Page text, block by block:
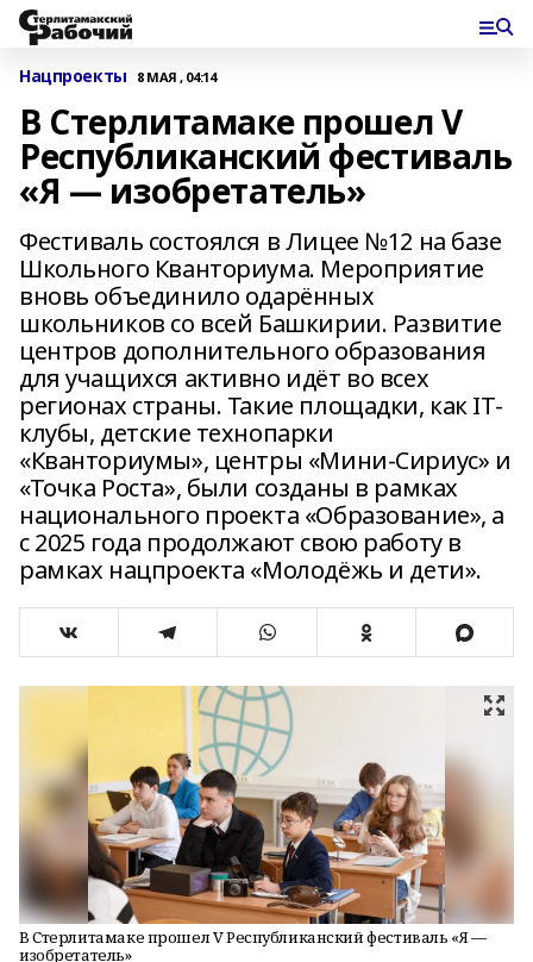
Нацпроекты 8 МАЯ , 04:14
В Стерлитамаке прошел V
Республиканский фестиваль
«Я — изобретатель»
Фестиваль состоялся в Лицее №12 на базе
Школьного Кванториума. Мероприятие
вновь объединило одарённых
школьников со всей Башкирии. Развитие
центров дополнительного образования
для учащихся активно идёт во всех
регионах страны. Такие площадки, как IT-
клубы, детские технопарки
«Кванториумы», центры «Мини-Сириус» и
«Точка Роста», были созданы в рамках
национального проекта «Образование», а
с 2025 года продолжают свою работу в
рамках нацпроекта «Молодёжь и дети».
В Стерлитамаке прошел V Республиканский фестиваль «Я —
изобретатель»